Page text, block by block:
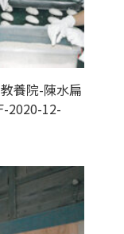
養院-陳水扁
2020-12-